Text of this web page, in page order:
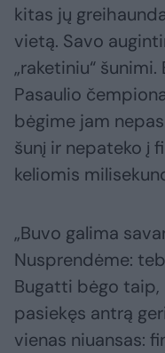
kitas jų
vietą. Savo
„raketiniu“
Pasaulio
bėgime jam
šunį ir nepateko į
keliomis
„Buvo galima
Nusprendėme:
Bugatti bėgo taip,
pasiekęs antrą
vienas niuansas: